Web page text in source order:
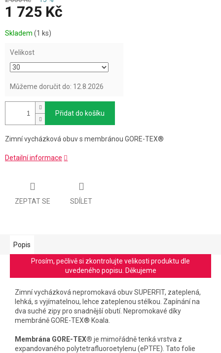
1 725 Kč
cena:
Skladem (1 ks)
Velikost
Můžeme doručit do: 12.8.2026
Přidat do košíku
Zimní vycházková obuv s membránou GORE-TEX®
Detailní informace
ZEPTAT SE SDÍLET
Popis
Prosím, pečlivě si zkontrolujte velikosti produktu dle
uvedeného popisu. Děkujeme
Zimní vycházková nepromokavá obuv SUPERFIT, zateplená,
lehká, s vyjímatelnou, lehce zateplenou stélkou. Zapínání na
dva suché zipy pro snadnější obutí. Nepromokavé díky
membráně GORE-TEX® Koala.
Membrána GORE-TEX® je mimořádně tenká vrstva z
expandovaného polytetrafluoroetylenu (ePTFE). Tato folie